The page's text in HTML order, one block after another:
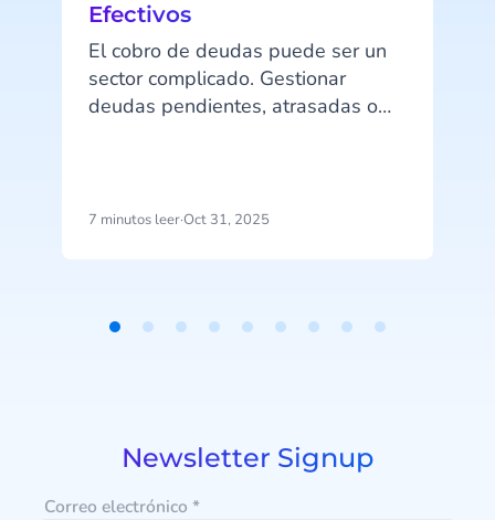
Efectivos
El cobro de deudas puede ser un
sector complicado. Gestionar
deudas pendientes, atrasadas o
Además, el sector arrastra un
o poco accesibles. Pero ¿cómo
7 minutos leer·Oct 31, 2025
Newsletter Signup
Correo electrónico *